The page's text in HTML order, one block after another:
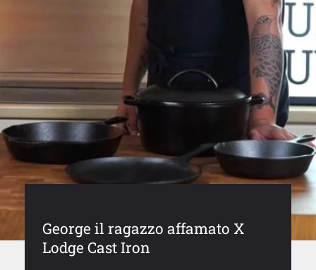
George il ragazzo affamato X
Lodge Cast Iron